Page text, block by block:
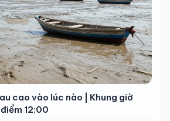
cao vào lúc nào | Khung giờ
12:00